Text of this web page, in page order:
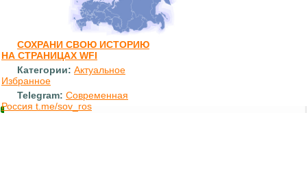
СОХРАНИ СВОЮ ИСТОРИЮ
НА СТРАНИЦАХ WFI
Категории: Актуальное
Избранное
Telegram: Современная
Россия t.me/sov_ros